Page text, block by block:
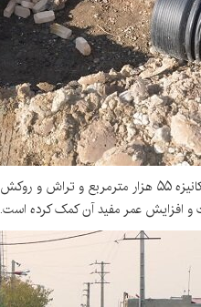
و افزایش عمر مفید آن کمک کرده است.